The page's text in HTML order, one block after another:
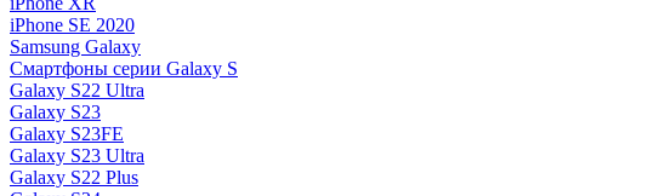
iPhone SE 2020
Samsung Galaxy
Смартфоны серии Galaxy S
Galaxy S22 Ultra
Galaxy S23
Galaxy S23FE
Galaxy S23 Ultra
Galaxy S22 Plus